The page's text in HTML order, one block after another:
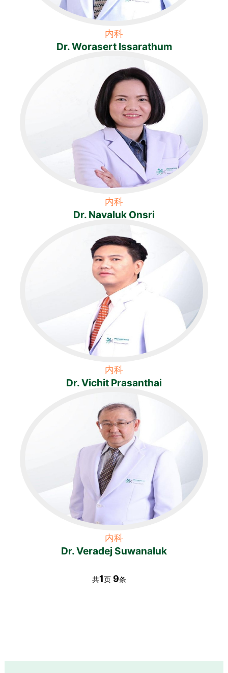
内科
Dr. Worasert Issarathum
内科
Dr. Navaluk Onsri
内科
Dr. Vichit Prasanthai
内科
Dr. Veradej Suwanaluk
共1页 9条